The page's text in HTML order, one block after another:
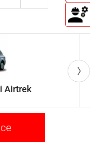
Airtrek